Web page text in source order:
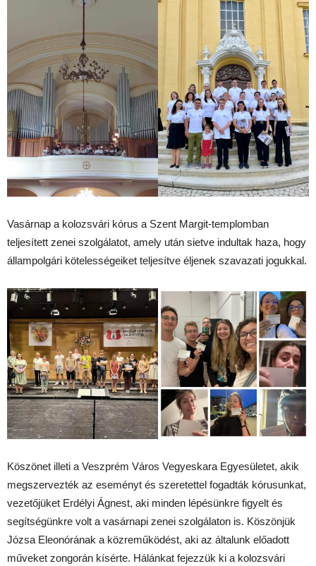
Vasárnap a kolozsvári kórus a Szent Margit-templomban
teljesített zenei szolgálatot, amely után sietve indultak haza, hogy
állampolgári kötelességeiket teljesítve éljenek szavazati jogukkal.
Köszönet illeti a Veszprém Város Vegyeskara Egyesületet, akik
megszervezték az eseményt és szeretettel fogadták kórusunkat,
vezetőjüket Erdélyi Ágnest, aki minden lépésünkre figyelt és
segítségünkre volt a vasárnapi zenei szolgálaton is. Köszönjük
Józsa Eleonórának a közreműködést, aki az általunk előadott
műveket zongorán kísérte. Hálánkat fejezzük ki a kolozsvári